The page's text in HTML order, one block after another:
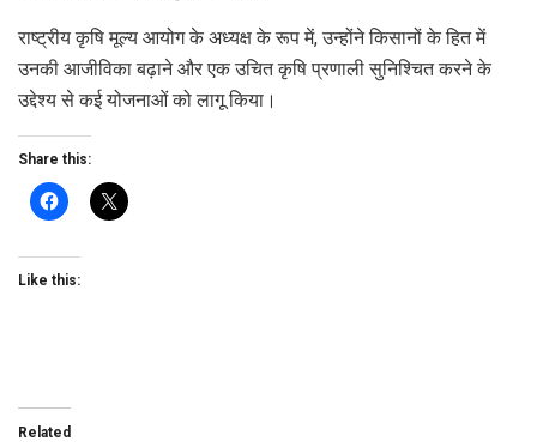
राष्ट्रीय कृषि मूल्य आयोग के अध्यक्ष के रूप में, उन्होंने किसानों के हित में
उनकी आजीविका बढ़ाने और एक उचित कृषि प्रणाली सुनिश्चित करने के
उद्देश्य से कई योजनाओं को लागू किया।
Share this:
Like this:
Related